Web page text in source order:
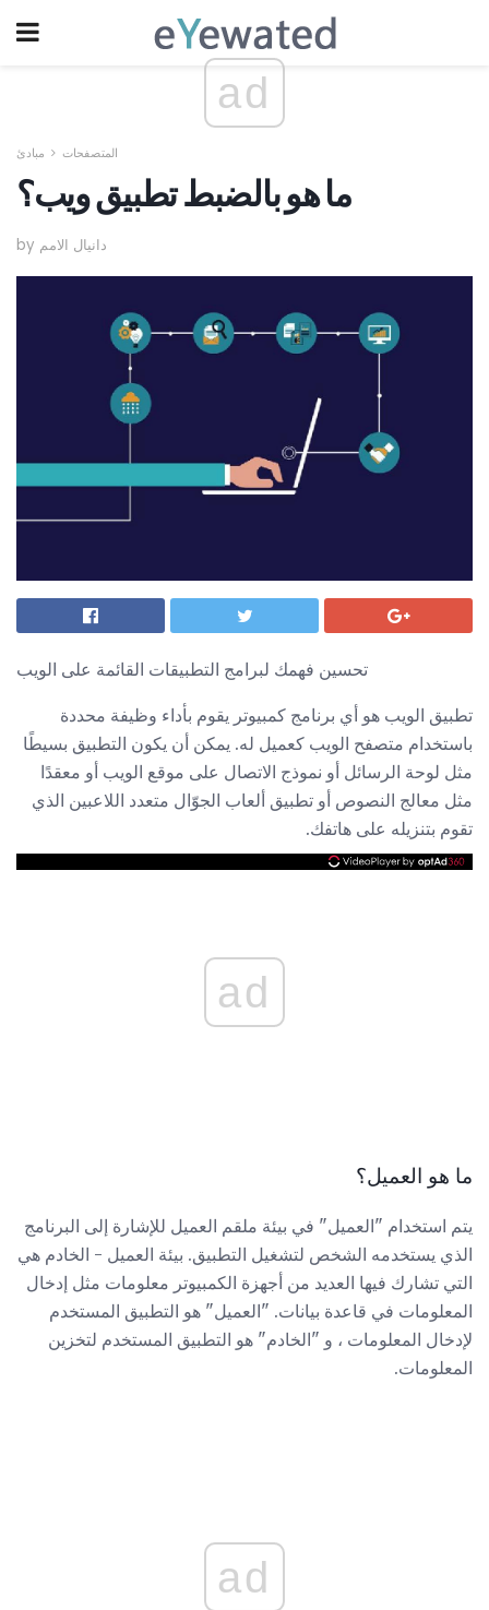
ad
المتصفحات مبادئ
ما هو بالضبط تطبيق ويب؟
by دانيال الامم
تحسين فهمك لبرامج التطبيقات القائمة على الويب
تطبيق الويب هو أي برنامج كمبيوتر يقوم بأداء وظيفة محددة
باستخدام متصفح الويب كعميل له. يمكن أن يكون التطبيق بسيطًا
مثل لوحة الرسائل أو نموذج الاتصال على موقع الويب أو معقدًا
مثل معالج النصوص أو تطبيق ألعاب الجوّال متعدد اللاعبين الذي
تقوم بتنزيله على هاتفك.
ad
ما هو العميل؟
يتم استخدام "العميل" في بيئة ملقم العميل للإشارة إلى البرنامج
الذي يستخدمه الشخص لتشغيل التطبيق. بيئة العميل - الخادم هي
التي تشارك فيها العديد من أجهزة الكمبيوتر معلومات مثل إدخال
المعلومات في قاعدة بيانات. "العميل" هو التطبيق المستخدم
لإدخال المعلومات ، و "الخادم" هو التطبيق المستخدم لتخزين
المعلومات.
ad